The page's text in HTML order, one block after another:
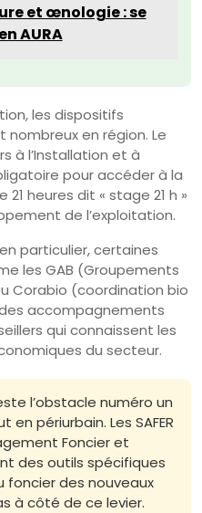
et œnologie : se
AURA
les dispositifs
en région. Le
à l’Installation et à
pour accéder à la
heures dit « stage 21 h »
de l’exploitation.
particulier, certaines
les GAB (Groupements
Corabio (coordination bio
accompagnements
qui connaissent les
du secteur.
l’obstacle numéro un
périurbain. Les SAFER
Foncier et
des outils spécifiques
foncier des nouveaux
à côté de ce levier.